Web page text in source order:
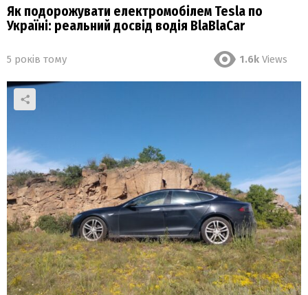
Як подорожувати електромобілем Tesla по
Україні: реальний досвід водія BlaBlaCar
5 років тому 1.6k Views